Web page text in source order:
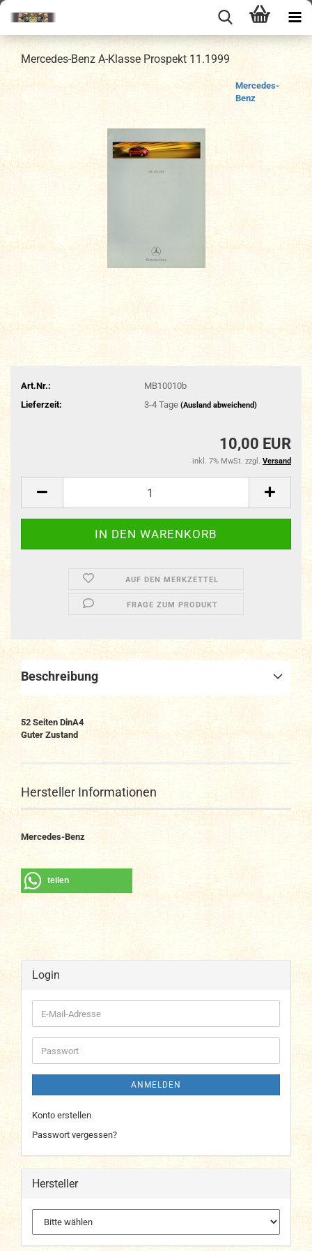
Mercedes-Benz A-Klasse Prospekt 11.1999
Mercedes-
Benz
Art.Nr.:
MB10010b
Lieferzeit:
3-4 Tage (Ausland abweichend)
10,00 EUR
inkl. 7% MwSt. zzgl. Versand
AUF DEN MERKZETTEL
FRAGE ZUM PRODUKT
Beschreibung
52 Seiten DinA4
Guter Zustand
Hersteller Informationen
Mercedes-Benz
teilen
Login
E-
Mail-
Adresse
Passwort
ANMELDEN
Konto erstellen
Passwort vergessen?
Hersteller